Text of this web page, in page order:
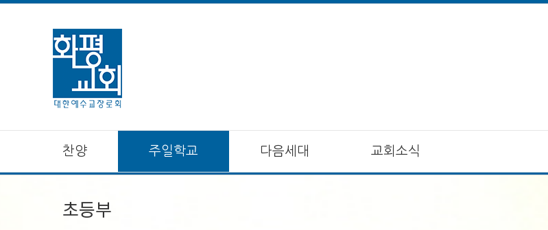
찬양 주일학교 다음세대 교회소식
초등부